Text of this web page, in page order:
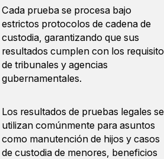
Cada prueba se procesa bajo
estrictos protocolos de cadena de
custodia, garantizando que sus
resultados cumplen con los
de tribunales y agencias
gubernamentales.
Los resultados de pruebas legales se
utilizan comúnmente para asuntos
como manutención de hijos y casos
de custodia de menores, beneficios